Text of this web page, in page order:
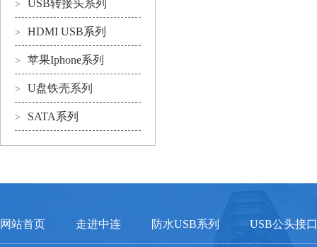
> USB转接头系列
> HDMI USB系列
> 苹果Iphone系列
> U盘铁壳系列
> SATA系列
网站首页 走进中连 防水USB系列 USB公头接口